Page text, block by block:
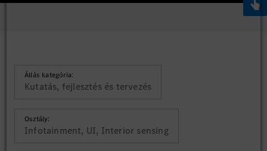
Állás kategória:
Kutatás, fejlesztés és tervezés
Osztály:
Infotainment, UI, Interior sensing